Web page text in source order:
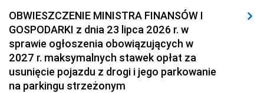
OBWIESZCZENIE MINISTRA FINANSÓW I
GOSPODARKI z dnia 23 lipca 2026 r. w
sprawie ogłoszenia obowiązujących w
2027 r. maksymalnych stawek opłat za
usunięcie pojazdu z drogi i jego parkowanie
na parkingu strzeżonym